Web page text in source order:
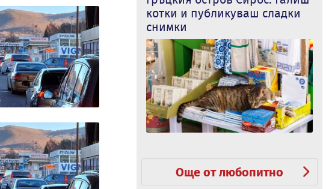
котки и публикуваш сладки
снимки
Още от любопитно